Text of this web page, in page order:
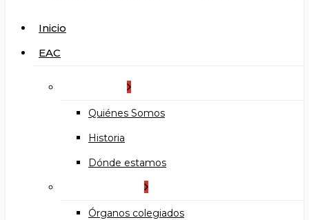
search
Menu
Inicio
EAC
Quiénes Somos
Historia
Dónde estamos
Órganos colegiados